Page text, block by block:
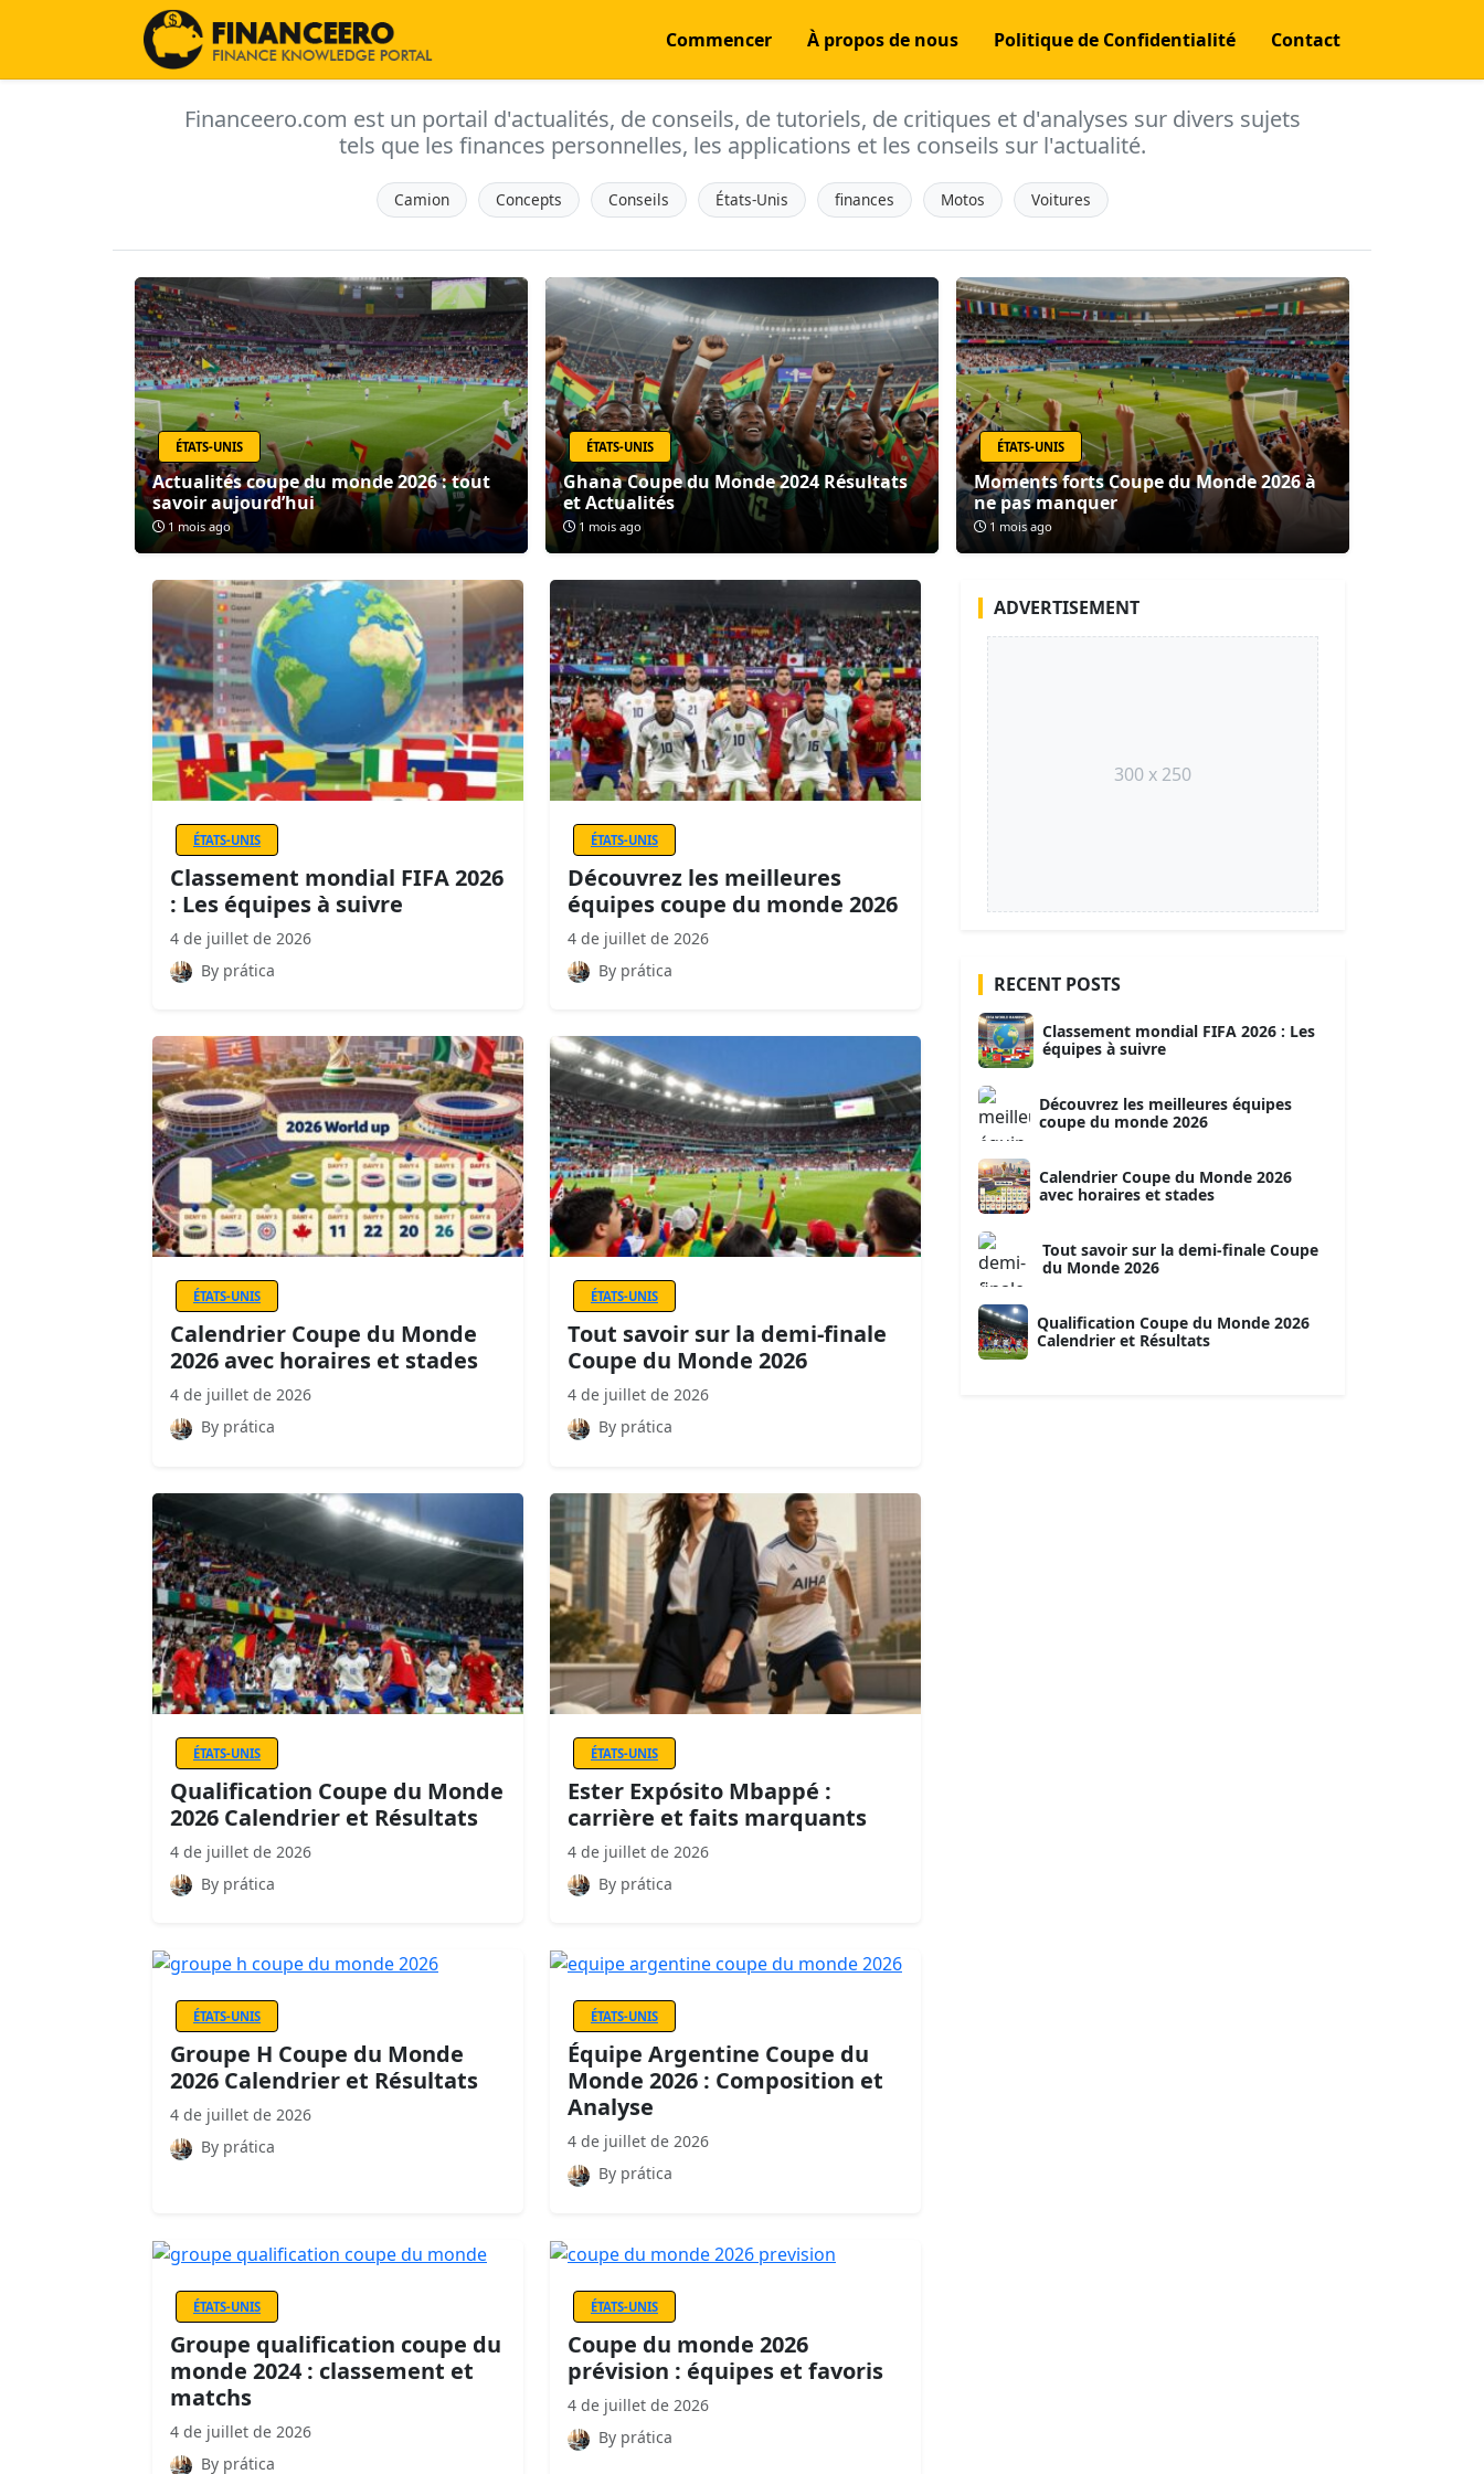
Commencer À propos de nous Politique de Confidentialité Contact
Financeero.com est un portail d'actualités, de conseils, de tutoriels, de critiques et d'analyses sur divers sujets
tels que les finances personnelles, les applications et les conseils sur l'actualité.
Camion Concepts Conseils États-Unis finances Motos Voitures
ÉTATS-UNIS
Actualités coupe du monde 2026 : tout
savoir aujourd’hui
1 mois ago
ÉTATS-UNIS
Ghana Coupe du Monde 2024 Résultats
et Actualités
1 mois ago
ÉTATS-UNIS
Moments forts Coupe du Monde 2026 à
ne pas manquer
1 mois ago
ÉTATS-UNIS
Classement mondial FIFA 2026
: Les équipes à suivre
4 de juillet de 2026
By prática
ÉTATS-UNIS
Découvrez les meilleures
équipes coupe du monde 2026
4 de juillet de 2026
By prática
ÉTATS-UNIS
Calendrier Coupe du Monde
2026 avec horaires et stades
4 de juillet de 2026
By prática
ÉTATS-UNIS
Tout savoir sur la demi-finale
Coupe du Monde 2026
4 de juillet de 2026
By prática
ÉTATS-UNIS
Qualification Coupe du Monde
2026 Calendrier et Résultats
4 de juillet de 2026
By prática
ÉTATS-UNIS
Ester Expósito Mbappé :
carrière et faits marquants
4 de juillet de 2026
By prática
ÉTATS-UNIS
Groupe H Coupe du Monde
2026 Calendrier et Résultats
4 de juillet de 2026
By prática
ÉTATS-UNIS
Équipe Argentine Coupe du
Monde 2026 : Composition et
Analyse
4 de juillet de 2026
By prática
ÉTATS-UNIS
Groupe qualification coupe du
monde 2024 : classement et
matchs
4 de juillet de 2026
By prática
ÉTATS-UNIS
Coupe du monde 2026
prévision : équipes et favoris
4 de juillet de 2026
By prática
ADVERTISEMENT
300 x 250
RECENT POSTS
Classement mondial FIFA 2026 : Les
équipes à suivre
Découvrez les meilleures équipes
coupe du monde 2026
Calendrier Coupe du Monde 2026
avec horaires et stades
Tout savoir sur la demi-finale Coupe
du Monde 2026
Qualification Coupe du Monde 2026
Calendrier et Résultats